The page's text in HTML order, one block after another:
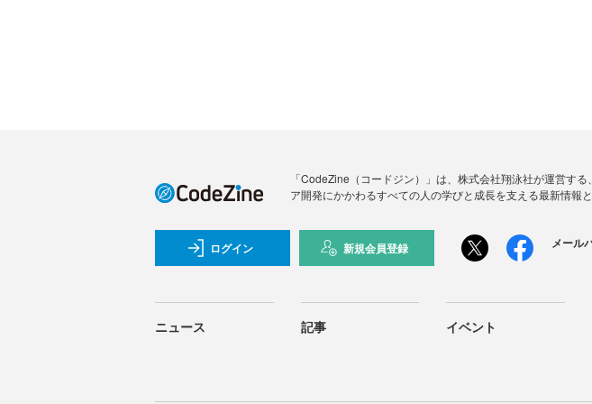
「CodeZine（コードジン）」は、株式会社翔泳社が運営す
ア開発にかかわるすべての人の学びと成長を支える最新情報
ログイン 新規会員登録 メール
ニュース 記事 イベント